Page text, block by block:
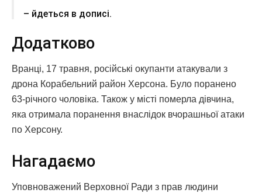
– йдеться в дописі.
Додатково
Вранці, 17 травня, російські окупанти атакували з
дрона Корабельний район Херсона. Було поранено
63-річного чоловіка. Також у місті померла дівчина,
яка отримала поранення внаслідок вчорашньої атаки
по Херсону.
Нагадаємо
Уповноважений Верховної Ради з прав людини